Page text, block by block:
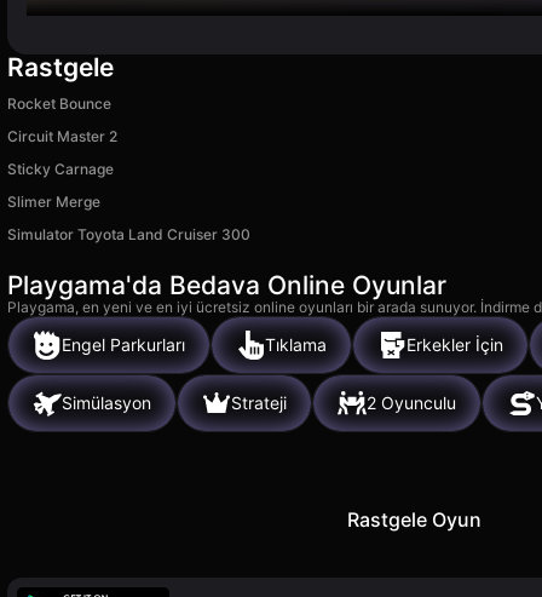
Rastgele
Rocket Bounce
Circuit Master 2
Sticky Carnage
Slimer Merge
Simulator Toyota Land Cruiser 300
Playgama'da Bedava Online Oyunlar
Playgama, en yeni ve en iyi ücretsiz online oyunları bir arada sunuyor. İndirme
Engel Parkurları Tıklama Erkekler İçin
Simülasyon Strateji 2 Oyunculu
Rastgele Oyun